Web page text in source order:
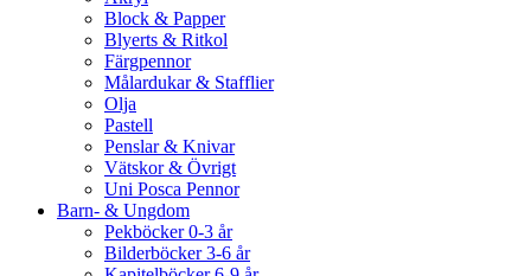
Block & Papper
Blyerts & Ritkol
Färgpennor
Målardukar & Stafflier
Olja
Pastell
Penslar & Knivar
Vätskor & Övrigt
Uni Posca Pennor
Barn- & Ungdom
Pekböcker 0-3 år
Bilderböcker 3-6 år